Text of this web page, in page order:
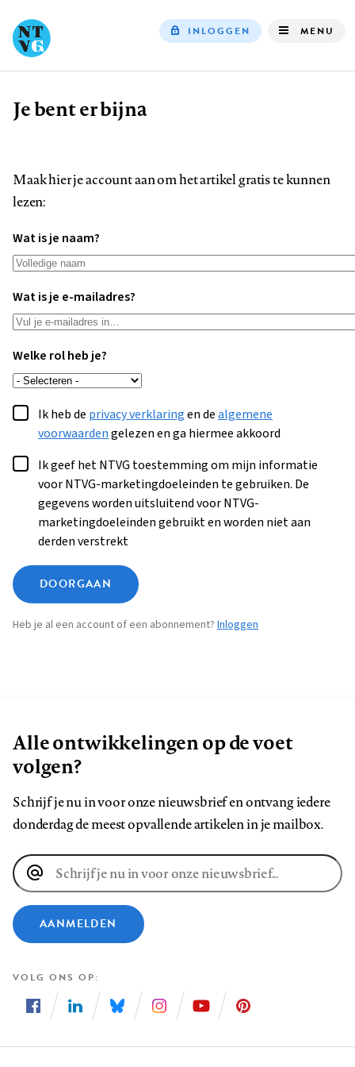
INLOGGEN MENU
Kruimelpad
Je bent er bijna
Maak hier je account aan om het artikel gratis te kunnen
lezen:
Wat is je naam?
Wat is je e-mailadres?
Welke rol heb je?
Ik heb de privacy verklaringen dealgemene
voorwaardengelezen en ga hiermee akkoord
Ik geef het NTVG toestemming om mijn informatie
voor NTVG-marketingdoeleinden te gebruiken. De
gegevens worden uitsluitend voor NTVG-
marketingdoeleinden gebruikt en worden niet aan
derden verstrekt
DOORGAAN
Heb je al een account of een abonnement? Inloggen
Alle ontwikkelingen op de voet
volgen?
Schrijf je nu in voor onze nieuwsbrief en ontvang iedere
donderdag de meest opvallende artikelen in je mailbox.
E-
mailadres
AANMELDEN
VOLG ONS OP
ons
ons
ons
ons
ons
ons